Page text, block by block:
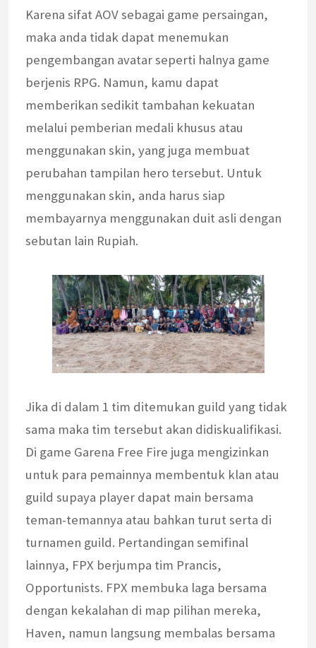
Karena sifat AOV sebagai game persaingan,
maka anda tidak dapat menemukan
pengembangan avatar seperti halnya game
berjenis RPG. Namun, kamu dapat
memberikan sedikit tambahan kekuatan
melalui pemberian medali khusus atau
menggunakan skin, yang juga membuat
perubahan tampilan hero tersebut. Untuk
menggunakan skin, anda harus siap
membayarnya menggunakan duit asli dengan
sebutan lain Rupiah.
Jika di dalam 1 tim ditemukan guild yang tidak
sama maka tim tersebut akan didiskualifikasi.
Di game Garena Free Fire juga mengizinkan
untuk para pemainnya membentuk klan atau
guild supaya player dapat main bersama
teman-temannya atau bahkan turut serta di
turnamen guild. Pertandingan semifinal
lainnya, FPX berjumpa tim Prancis,
Opportunists. FPX membuka laga bersama
dengan kekalahan di map pilihan mereka,
Haven, namun langsung membalas bersama